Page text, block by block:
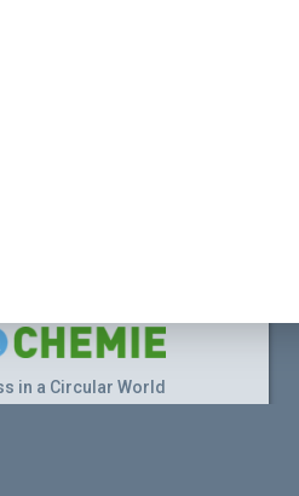
in a Circular World